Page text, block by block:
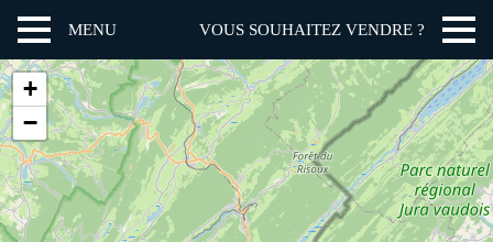
MENU VOUS SOUHAITEZ VENDRE ?
+
−